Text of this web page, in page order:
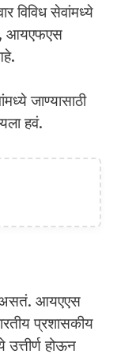
विविध सेवांमध्ये
आयएफएस
जाण्यासाठी
हवं.
असतं. आयएएस
प्रशासकीय
होऊन